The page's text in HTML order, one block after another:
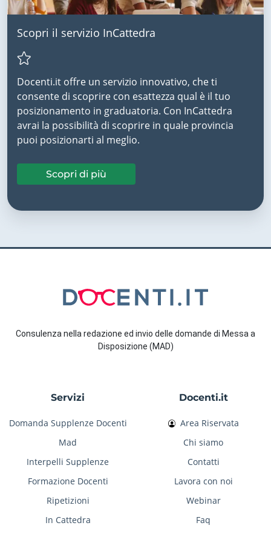
Scopri il servizio InCattedra
Docenti.it offre un servizio innovativo, che ti
consente di scoprire con esattezza qual è il tuo
posizionamento in graduatoria. Con InCattedra
avrai la possibilità di scoprire in quale provincia
puoi posizionarti al meglio.
Scopri di più
Consulenza nella redazione ed invio delle domande di Messa a
Disposizione (MAD)
Servizi
Domanda Supplenze Docenti
Mad
Interpelli Supplenze
Formazione Docenti
Ripetizioni
In Cattedra
Docenti.it
Area Riservata
Chi siamo
Contatti
Lavora con noi
Webinar
Faq